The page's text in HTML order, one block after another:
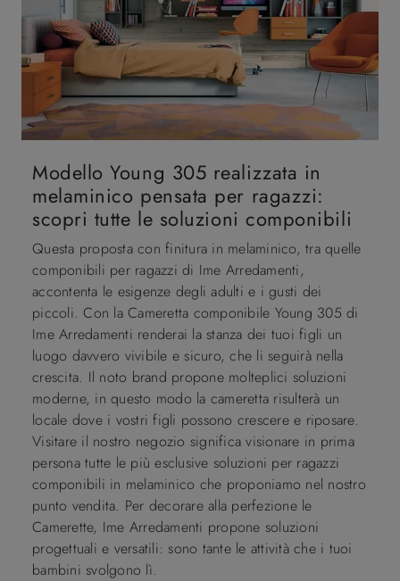
Modello Young 305 realizzata in
melaminico pensata per ragazzi:
scopri tutte le soluzioni componibili
Questa proposta con finitura in melaminico, tra quelle
componibili per ragazzi di Ime Arredamenti,
accontenta le esigenze degli adulti e i gusti dei
piccoli. Con la Cameretta componibile Young 305 di
Ime Arredamenti renderai la stanza dei tuoi figli un
luogo davvero vivibile e sicuro, che li seguirà nella
crescita. Il noto brand propone molteplici soluzioni
moderne, in questo modo la cameretta risulterà un
locale dove i vostri figli possono crescere e riposare.
Visitare il nostro negozio significa visionare in prima
persona tutte le più esclusive soluzioni per ragazzi
componibili in melaminico che proponiamo nel nostro
punto vendita. Per decorare alla perfezione le
Camerette, Ime Arredamenti propone soluzioni
progettuali e versatili: sono tante le attività che i tuoi
bambini svolgono lì.